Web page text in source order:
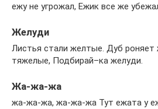
ежу не угрожал, Ежик все же
Желуди
Листья стали желтые. Дуб роняет
тяжелые, Подбирай–ка желуди.
Жа-жа-жа
жа-жа-жа, жа-жа-жа Тут ежата у